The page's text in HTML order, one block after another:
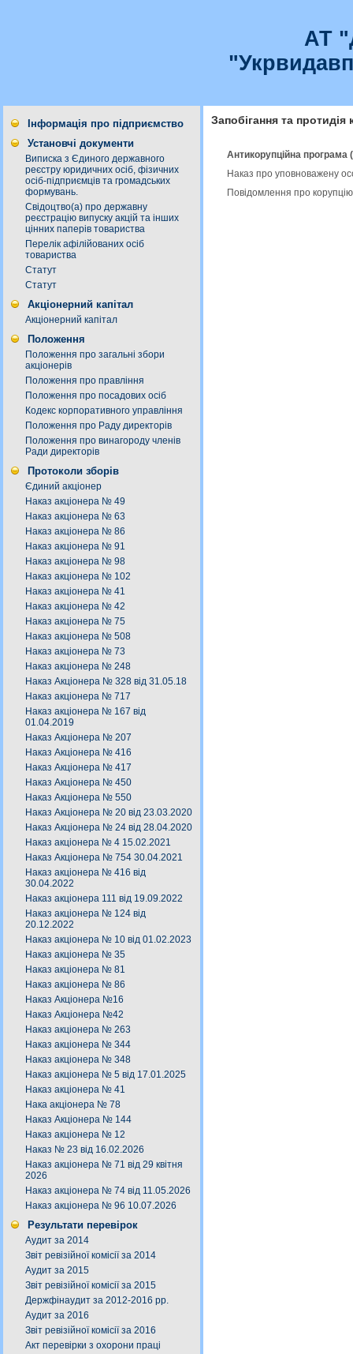
АТ
Інформація про підприємство
Установчі документи
Виписка з Єдиного державного
реєстру юридичних осіб, фізичних
осіб-підприємців та громадських
формувань.
Свідоцтво(а) про державну
реєстрацію випуску акцій та інших
цінних паперів товариства
Перелік афілійованих осіб
товариства
Статут
Статут
Акціонерний капітал
Акціонерний капітал
Положення
Положення про загальні збори
акціонерів
Положення про правління
Положення про посадових осіб
Кодекс корпоративного управління
Положення про Раду директорів
Положення про винагороду членів
Ради директорів
Протоколи зборів
Єдиний акціонер
Наказ акціонера № 49
Наказ акціонера № 63
Наказ акціонера № 86
Наказ акціонера № 91
Наказ акціонера № 98
Наказ акціонера № 102
Наказ акціонера № 41
Наказ акціонера № 42
Наказ акціонера № 75
Наказ акціонера № 508
Наказ акціонера № 73
Наказ акціонера № 248
Наказ Акціонера № 328 від 31.05.18
Наказ акціонера № 717
Наказ акціонера № 167 від
01.04.2019
Наказ Акціонера № 207
Наказ Акціонера № 416
Наказ Акціонера № 417
Наказ Акціонера № 450
Наказ Акціонера № 550
Наказ Акціонера № 20 від 23.03.2020
Наказ Акціонера № 24 від 28.04.2020
Наказ акціонера № 4 15.02.2021
Наказ Акціонера № 754 30.04.2021
Наказ акціонера № 416 від
30.04.2022
Наказ акціонера 111 від 19.09.2022
Наказ акціонера № 124 від
20.12.2022
Наказ акціонера № 10 від 01.02.2023
Наказ акціонера № 35
Наказ акціонера № 81
Наказ акціонера № 86
Наказ Акціонера №16
Наказ Акціонера №42
Наказ акціонера № 263
Наказ акціонера № 344
Наказ акціонера № 348
Наказ акціонера № 5 від 17.01.2025
Наказ акціонера № 41
Нака акціонера № 78
Наказ Акціонера № 144
Наказ акціонера № 12
Наказ № 23 від 16.02.2026
Наказ акціонера № 71 від 29 квітня
2026
Наказ акціонера № 74 від 11.05.2026
Наказ акціонера № 96 10.07.2026
Результати перевірок
Аудит за 2014
Звіт ревізійної комісії за 2014
Аудит за 2015
Звіт ревізійної комісії за 2015
Держфінаудит за 2012-2016 рр.
Аудит за 2016
Звіт ревізійної комісії за 2016
Акт перевірки з охорони праці
Запобігання та протидія
Антикорупційна
Наказ про уповноважену
Повідомлення про